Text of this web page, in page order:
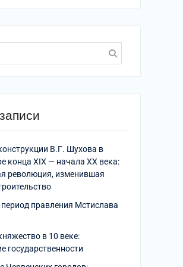
В.Г. Шухова в
конца XIX — начала XX века:
революция, изменившая
правления Мстислава
в 10 веке:
государственности